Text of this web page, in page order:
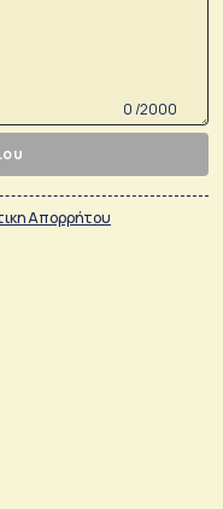
0 /2000
Απορρήτου